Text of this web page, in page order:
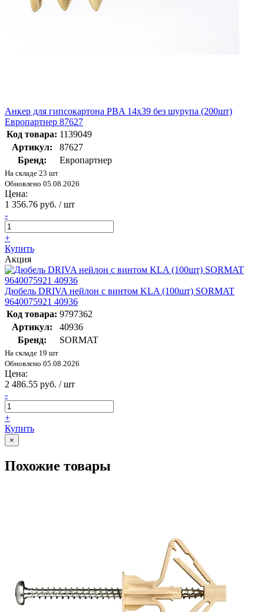
Анкер для гипсокартона PBA 14х39 без шурупа (200шт)
Европартнер 87627
Код товара: 1139049
Артикул:
87627
Бренд:
Европартнер
На складе 23 шт
Обновлено 05.08.2026
Цена:
1 356.76 руб. / шт
-
+
Купить
Акция
Дюбель DRIVA нейлон с винтом KLA (100шт) SORMAT
9640075921 40936
Код товара: 9797362
Артикул:
40936
Бренд:
SORMAT
На складе 19 шт
Обновлено 05.08.2026
Цена:
2 486.55 руб. / шт
-
+
Купить
×
Похожие товары